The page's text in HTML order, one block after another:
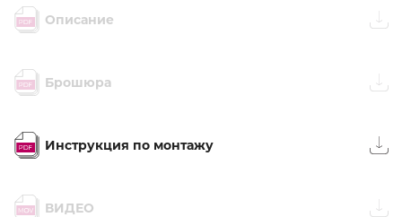
Описание
Брошюра
Инструкция по монтажу
ВИДЕО